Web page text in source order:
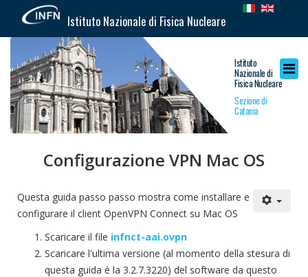
Istituto Nazionale di Fisica Nucleare
Istituto
Nazionale di
Fisica Nucleare
Sezione di
Catania
Configurazione VPN Mac OS
Questa guida passo passo mostra come installare e
configurare il client OpenVPN Connect su Mac OS
Scaricare il file infnct-aai.ovpn
Scaricare l'ultima versione (al momento della stesura di
questa guida è la 3.2.7.3220) del software da questo